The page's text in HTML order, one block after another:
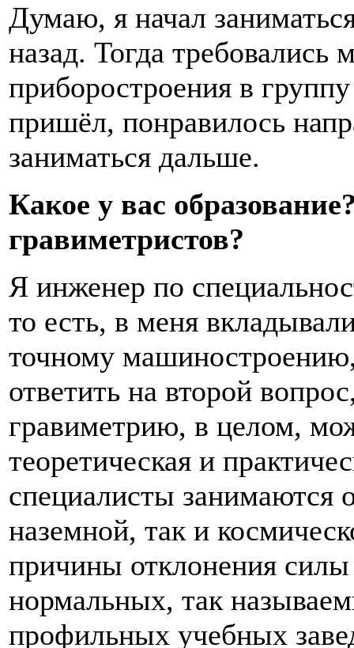
Думаю, я начал
назад. Тогда требовались
приборостроения в
пришёл, понравилось
заниматься дальше.
Какое у вас
гравиметристов?
Я инженер по
то есть, в меня
точному
ответить на второй
гравиметрию, в целом,
теоретическая и
специалисты занимаются
наземной, так и
причины отклонения
нормальных, так
профильных учебных